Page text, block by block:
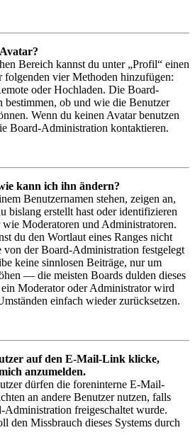
Bereich kannst du unter „Profil“ einen
folgenden vier Methoden hinzufügen:
oder Hochladen. Die Board-
bestimmen, ob und wie die Benutzer
Wenn du keinen Avatar benutzen
Board-Administration kontaktieren.
kann ich ihn ändern?
Benutzernamen stehen, zeigen an,
bislang erstellt hast oder identifizieren
wie Moderatoren und Administratoren.
du den Wortlaut eines Ranges nicht
von der Board-Administration festgelegt
keine sinnlosen Beiträge, nur um
— die meisten Boards dulden dieses
Moderator oder Administrator wird
einfach wieder zurücksetzen.
auf den E-Mail-Link klicke,
anzumelden.
dürfen die foreninterne E-Mail-
an andere Benutzer nutzen, falls
Administration freigeschaltet wurde.
den Missbrauch dieses Systems durch